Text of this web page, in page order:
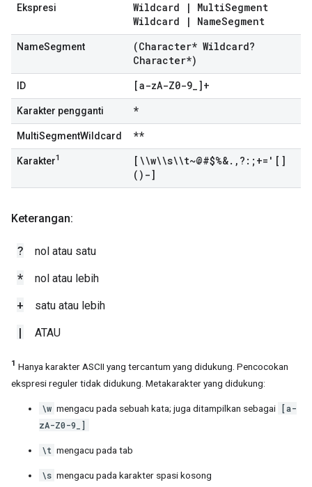
Ekspresi Wildcard | MultiSegment
Wildcard
| NameSegment
NameSegment (Character* Wildcard?
Character*)
ID [a-zA-Z0-9_]+
Karakter pengganti *
MultiSegmentWildcard **
Karakter1 [\\w\\s\\t~@#$%&. , ?:;+='[]
()-]
Keterangan:
? nol atau satu
* nol atau lebih
+ satu atau lebih
| ATAU
1 Hanya karakter ASCII yang tercantum yang didukung. Pencocokan
ekspresi reguler tidak didukung. Metakarakter yang didukung:
\w mengacu pada sebuah kata; juga ditampilkan sebagai
[a-
zA-Z0-9_]
\t mengacu pada tab
\s mengacu pada karakter spasi kosong